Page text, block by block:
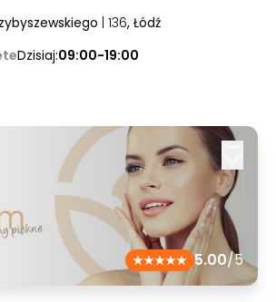
| 136, Łódź
Dzisiaj:09:00-19:00
5.00/5